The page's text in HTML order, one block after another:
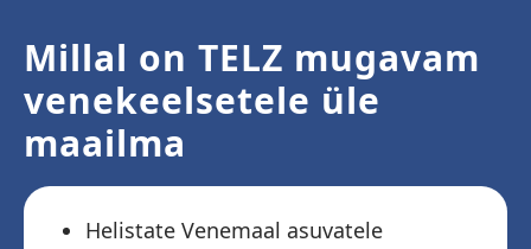
Millal on TELZ mugavam
venekeelsetele üle
maailma
Helistate Venemaal asuvatele